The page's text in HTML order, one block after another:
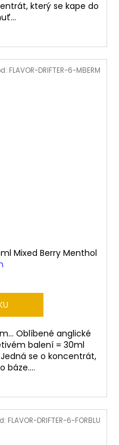
který se kape do
Mixed Berry Menthol
Oblíbené anglické
balení = 30ml
se o koncentrát,
báze....
FLAVOR-DRIFTER-6-MBERM
FLAVOR-DRIFTER-6-FORBLU